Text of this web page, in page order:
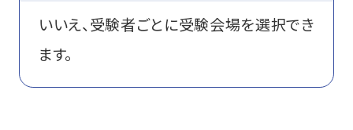
いいえ、受験者ごとに受験会場を選択でき
ます。